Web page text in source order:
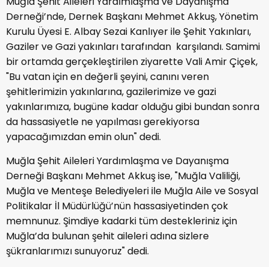
Derneği’nde, Dernek Başkanı Mehmet Akkuş, Yönetim
Kurulu Üyesi E. Albay Sezai Kanlıyer ile Şehit Yakınları,
Gaziler ve Gazi yakınları tarafından karşılandı. Samimi
bir ortamda gerçekleştirilen ziyarette Vali Amir Çiçek,
"Bu vatan için en değerli şeyini, canını veren
şehitlerimizin yakınlarına, gazilerimize ve gazi
yakınlarımıza, bugüne kadar olduğu gibi bundan sonra
da hassasiyetle ne yapılması gerekiyorsa
yapacağımızdan emin olun" dedi.
Muğla Şehit Aileleri Yardımlaşma ve Dayanışma
Derneği Başkanı Mehmet Akkuş ise, "Muğla Valiliği,
Muğla ve Menteşe Belediyeleri ile Muğla Aile ve Sosyal
Politikalar İl Müdürlüğü’nün hassasiyetinden çok
memnunuz. Şimdiye kadarki tüm destekleriniz için
Muğla’da bulunan şehit aileleri adına sizlere
şükranlarımızı sunuyoruz" dedi.